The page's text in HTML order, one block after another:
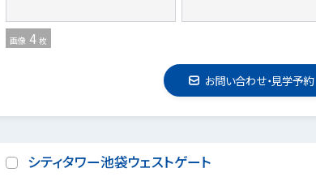
画像 4 枚
お問い合わせ・見学予約
シティタワー池袋ウェストゲート